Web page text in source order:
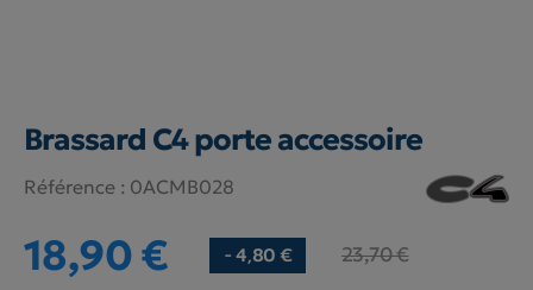
Brassard C4 porte accessoire
Référence : 0ACMB028
18,90 € - 4,80 € 23,70 €